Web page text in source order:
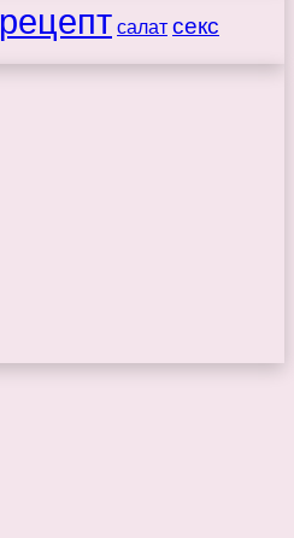
рецепт салат секс